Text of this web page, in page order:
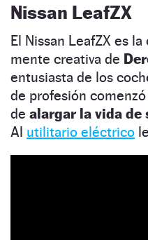
Nissan LeafZX
El Nissan LeafZX es
mente creativa de
entusiasta de los
de profesión
de alargar la vida de
Al utilitario eléctrico